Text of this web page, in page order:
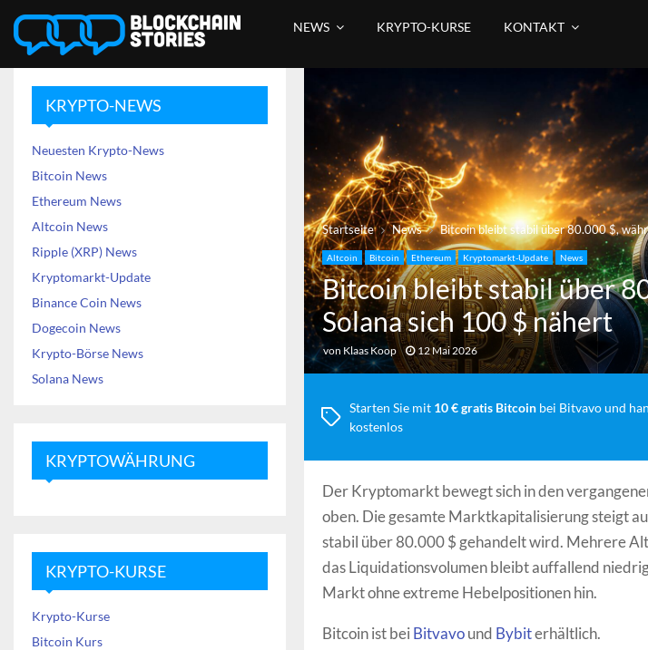
NEWS KRYPTO-KURSE KONTAKT
Startseite News Bitcoin bleibt stabil über 80.000 $,
Altcoin Bitcoin Ethereum Kryptomarkt-Update News
Bitcoin bleibt stabil über
Solana sich 100 $ nähert
von Klaas Koop 12 Mai 2026
Starten Sie mit 10 € gratis Bitcoin bei Bitvavo und
kostenlos
Der Kryptomarkt bewegt sich in den
oben. Die gesamte Marktkapitalisierung steigt
stabil über 80.000 $ gehandelt wird. Mehrere
das Liquidationsvolumen bleibt auffallend
Markt ohne extreme Hebelpositionen hin.
Bitcoin ist bei Bitvavound Bybiterhältlich.
KRYPTO-NEWS
Neuesten Krypto-News
Bitcoin News
Ethereum News
Altcoin News
Ripple (XRP) News
Kryptomarkt-Update
Binance Coin News
Dogecoin News
Krypto-Börse News
Solana News
KRYPTOWÄHRUNG
KRYPTO-KURSE
Krypto-Kurse
Bitcoin Kurs